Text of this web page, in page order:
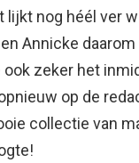
lijkt nog héél ver
Annicke
ook zeker het
op de
collectie van